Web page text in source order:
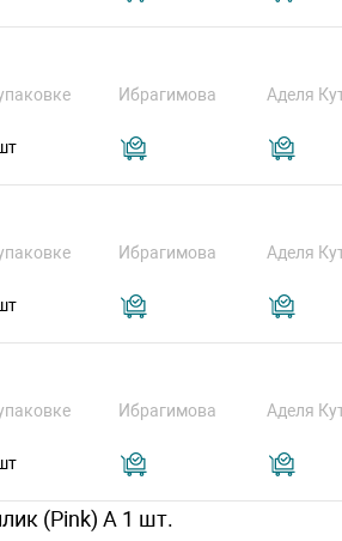
Ибрагимова Аделя
Ибрагимова Аделя
Ибрагимова Аделя
(Pink) А 1 шт.